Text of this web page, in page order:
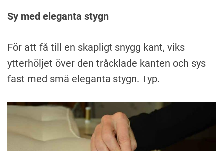
Sy med eleganta stygn
För att få till en skapligt snygg kant, viks
ytterhöljet över den tråcklade kanten och sys
fast med små eleganta stygn. Typ.